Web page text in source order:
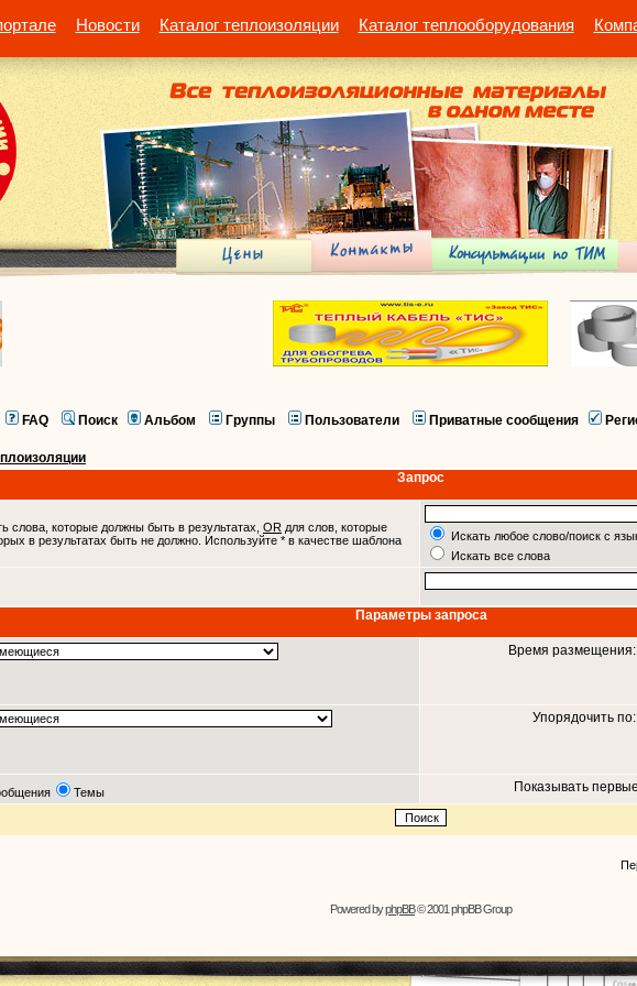
Новости Каталог теплоизоляции Каталог теплооборудования
FAQ Поиск Альбом Группы Пользователи Приватные сообщения
Запрос
слова, которые должны быть в результатах, OR для слов, которые
в результатах быть не должно. Используйте * в качестве шаблона
Искать любое слово/поиск с
Искать все слова
Параметры запроса
Время размещения:
Упорядочить по:
Темы Показывать первые
Powered byphpBB© 2001 phpBB Group